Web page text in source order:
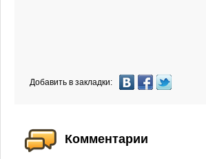
Добавить в закладки:
Комментарии